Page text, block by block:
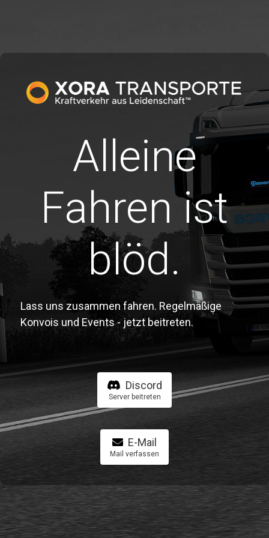
Alleine
Fahren ist
blöd.
Lass uns zusammen fahren. Regelmäßige
Konvois und Events - jetzt beitreten.
Discord
Server beitreten
E-Mail
Mail verfassen